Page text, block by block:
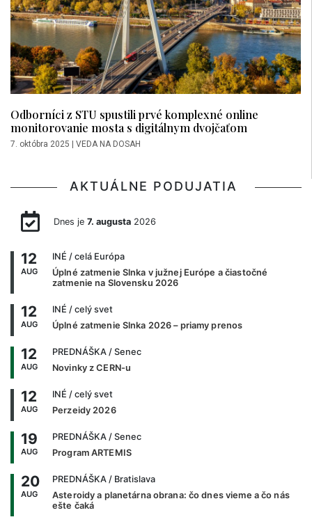
Odborníci z STU spustili prvé komplexné online
monitorovanie mosta s digitálnym dvojčaťom
7. októbra 2025 VEDA NA DOSAH
AKTUÁLNE PODUJATIA
Dnes je 7. augusta2026
12
AUG
INÉ / celá Európa
Úplné zatmenie Slnka v južnej Európe a čiastočné
zatmenie na Slovensku 2026
12
AUG
INÉ / celý svet
Úplné zatmenie Slnka 2026 – priamy prenos
12
AUG
PREDNÁŠKA / Senec
Novinky z CERN-u
12
AUG
INÉ / celý svet
Perzeidy 2026
19
AUG
PREDNÁŠKA / Senec
Program ARTEMIS
20
AUG
PREDNÁŠKA / Bratislava
Asteroidy a planetárna obrana: čo dnes vieme a čo nás
ešte čaká